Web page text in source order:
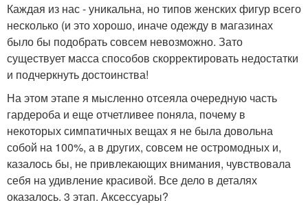
Каждая из нас - уникальна, но типов женских фигур всего
несколько (и это хорошо, иначе одежду в магазинах
было бы подобрать совсем невозможно. Зато
существует масса способов скорректировать недостатки
и подчеркнуть достоинства!
На этом этапе я мысленно отсеяла очередную часть
гардероба и еще отчетливее поняла, почему в
некоторых симпатичных вещах я не была довольна
собой на 100%, а в других, совсем не остромодных и,
казалось бы, не привлекающих внимания, чувствовала
себя на удивление красивой. Все дело в деталях
оказалось. 3 этап. Аксессуары?